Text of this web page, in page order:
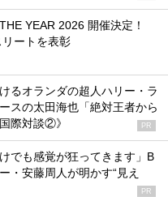
YEAR 2026 開催決定！
ートを表彰
るオランダの超人ハリー・ラ
スの太田海也「絶対王者から
際対談②》
PR
でも感覚が狂ってきます」B
・安藤周人が明かす“見え
PR